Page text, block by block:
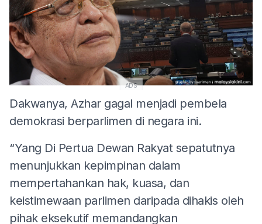
ADS
Dakwanya, Azhar gagal menjadi pembela
demokrasi berparlimen di negara ini.
“Yang Di Pertua Dewan Rakyat sepatutnya
menunjukkan kepimpinan dalam
mempertahankan hak, kuasa, dan
keistimewaan parlimen daripada dihakis oleh
pihak eksekutif memandangkan